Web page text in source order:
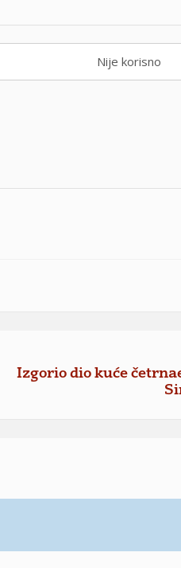
Nije korisno
Izgorio dio kuće